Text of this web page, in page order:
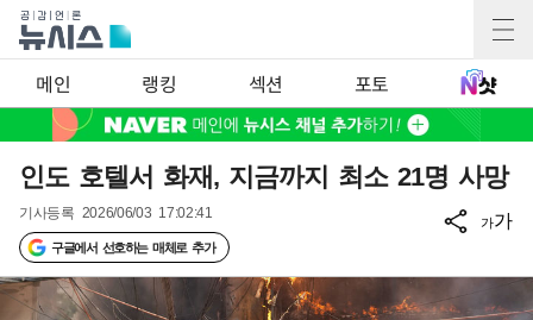
메인 랭킹 섹션 포토
인도 호텔서 화재, 지금까지 최소 21명 사망
기사등록 2026/06/03 17:02:41
구글에서 선호하는 매체로 추가
가가